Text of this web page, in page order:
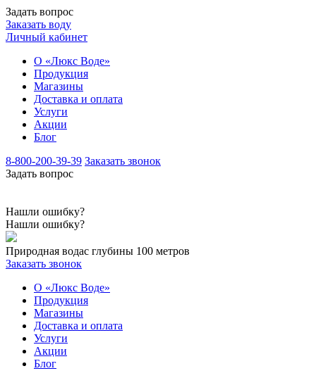
Задать вопрос
Заказать воду
Личный кабинет
О «Люкс Воде»
Продукция
Магазины
Доставка и оплата
Услуги
Акции
Блог
8-800-200-39-39 Заказать звонок
Задать вопрос
Нашли ошибку?
Нашли ошибку?
Природная водас глубины 100 метров
Заказать звонок
О «Люкс Воде»
Продукция
Магазины
Доставка и оплата
Услуги
Акции
Блог